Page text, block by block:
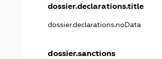
dossier.declarations.title
dossier.declarations.noData
dossier.sanctions